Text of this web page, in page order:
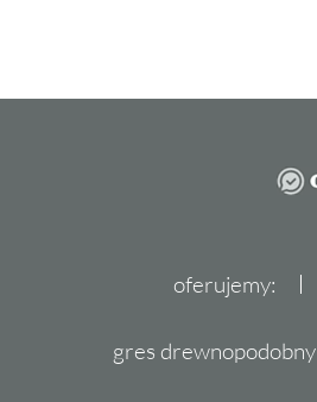
oferujemy:
gres drewnopodobny